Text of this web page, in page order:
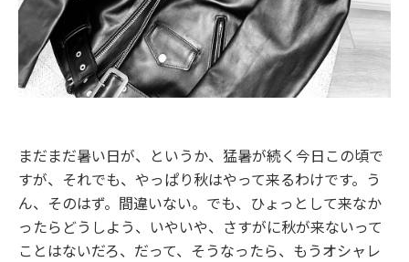
まだまだ暑い日が、というか、猛暑が続く今日この頃で
すが、それでも、やっぱり秋はやって来るわけです。う
ん、そのはず。間違いない。でも、ひょっとして来なか
ったらどうしよう、いやいや、さすがに秋が来ないって
ことはないだろ、だって、そうなったら、もうオシャレ